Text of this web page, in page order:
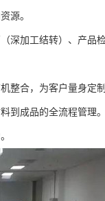
源。
深加工结转）、产品
整合，为客户量身定制
到成品的全流程管理。